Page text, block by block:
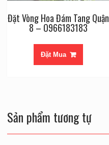
Đặt Vòng Hoa Đám Tang Quận
8 – O966183183
Đặt Mua
Sản phẩm tương tự